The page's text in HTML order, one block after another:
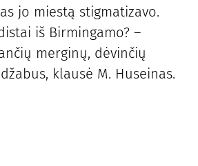
jo miestą stigmatizavo.
iš Birmingamo? –
merginų, dėvinčių
klausė M. Huseinas.